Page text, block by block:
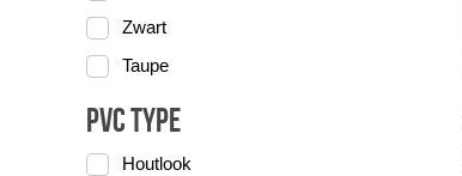
Zwart
Taupe
PVC Type
Houtlook